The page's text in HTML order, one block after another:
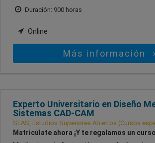
Duración: 900 horas
Online
Más información
Experto Universitario en Diseño
Sistemas CAD-CAM
SEAS, Estudios Superiores Abiertos (Cursos
Matricúlate ahora ¡Y te regalamos un